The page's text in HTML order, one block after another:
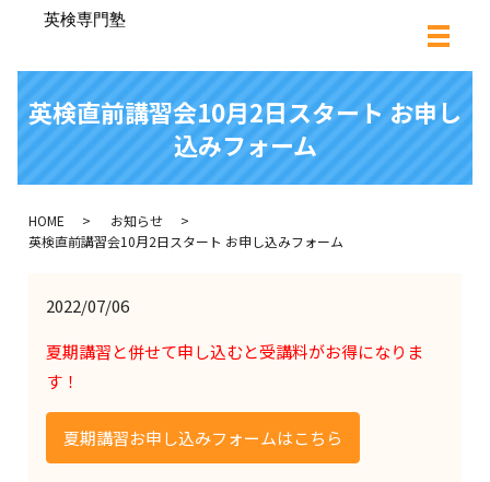
英検直前講習会10月2日スタート お申し
込みフォーム
HOME
お知らせ
英検直前講習会10月2日スタート お申し込みフォーム
2022/07/06
夏期講習と併せて申し込むと受講料がお得になりま
す！
夏期講習お申し込みフォームはこちら